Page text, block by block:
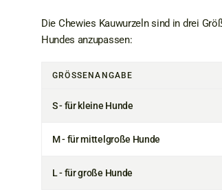
Die Chewies Kauwurzeln sind in drei
Hundes anzupassen:
GRÖSSENANGABE
S - für kleine Hunde
M - für mittelgroße Hunde
L - für große Hunde